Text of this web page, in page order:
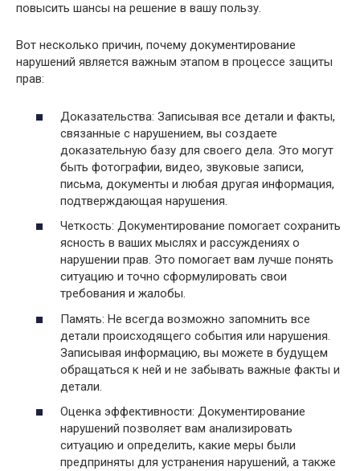
повысить шансы на решение в вашу пользу.
Вот несколько причин, почему документирование
нарушений является важным этапом в процессе защиты
прав:
Доказательства: Записывая все детали и факты,
связанные с нарушением, вы создаете
доказательную базу для своего дела. Это могут
быть фотографии, видео, звуковые записи,
письма, документы и любая другая информация,
подтверждающая нарушения.
Четкость: Документирование помогает сохранить
ясность в ваших мыслях и рассуждениях о
нарушении прав. Это помогает вам лучше понять
ситуацию и точно сформулировать свои
требования и жалобы.
Память: Не всегда возможно запомнить все
детали происходящего события или нарушения.
Записывая информацию, вы можете в будущем
обращаться к ней и не забывать важные факты и
детали.
Оценка эффективности: Документирование
нарушений позволяет вам анализировать
ситуацию и определить, какие меры были
предприняты для устранения нарушений, а также